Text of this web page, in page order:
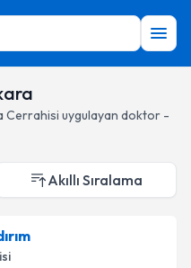
Cerrahisi uygulayan doktor -
Akıllı Sıralama